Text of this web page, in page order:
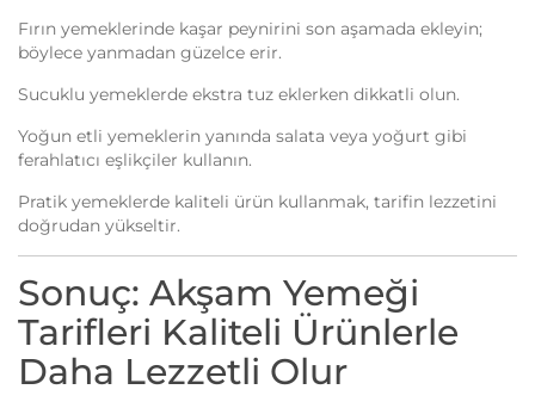
Fırın yemeklerinde kaşar peynirini son aşamada ekleyin;
böylece yanmadan güzelce erir.
Sucuklu yemeklerde ekstra tuz eklerken dikkatli olun.
Yoğun etli yemeklerin yanında salata veya yoğurt gibi
ferahlatıcı eşlikçiler kullanın.
Pratik yemeklerde kaliteli ürün kullanmak, tarifin lezzetini
doğrudan yükseltir.
Sonuç: Akşam Yemeği
Tarifleri Kaliteli Ürünlerle
Daha Lezzetli Olur